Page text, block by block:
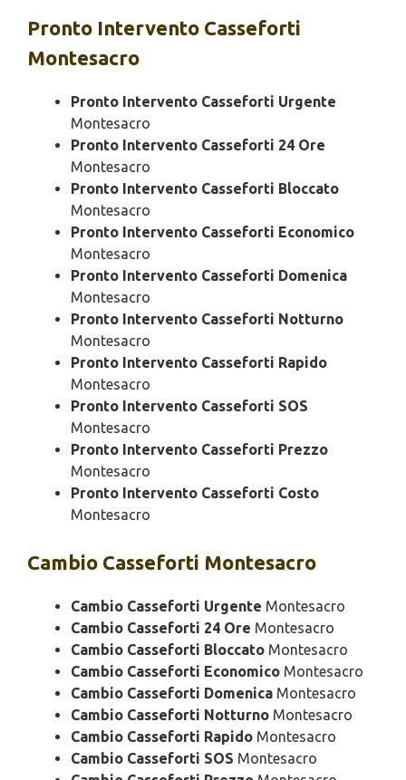
Pronto Intervento Casseforti
Montesacro
Pronto Intervento Casseforti Urgente
Montesacro
Pronto Intervento Casseforti 24 Ore
Montesacro
Pronto Intervento Casseforti Bloccato
Montesacro
Pronto Intervento Casseforti Economico
Montesacro
Pronto Intervento Casseforti Domenica
Montesacro
Pronto Intervento Casseforti Notturno
Montesacro
Pronto Intervento Casseforti Rapido
Montesacro
Pronto Intervento Casseforti SOS
Montesacro
Pronto Intervento Casseforti Prezzo
Montesacro
Pronto Intervento Casseforti Costo
Montesacro
Cambio Casseforti Montesacro
Cambio Casseforti Urgente Montesacro
Cambio Casseforti 24 Ore Montesacro
Cambio Casseforti Bloccato Montesacro
Cambio Casseforti Economico Montesacro
Cambio Casseforti Domenica Montesacro
Cambio Casseforti Notturno Montesacro
Cambio Casseforti Rapido Montesacro
Cambio Casseforti SOS Montesacro